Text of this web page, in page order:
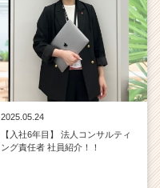
2025.05.24
【入社6年目】 法人コンサルティ
ング責任者 社員紹介！！